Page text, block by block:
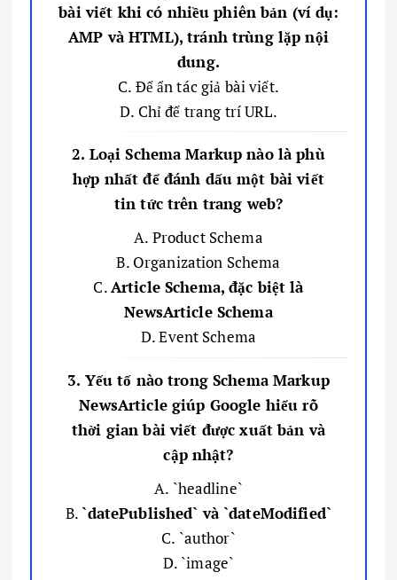
bài viết khi có nhiều phiên bản (ví dụ:
AMP và HTML), tránh trùng lặp nội
dung.
C. Để ẩn tác giả bài viết.
D. Chỉ để trang trí URL.
2. Loại Schema Markup nào là phù
hợp nhất để đánh dấu một bài viết
tin tức trên trang web?
A. Product Schema
B. Organization Schema
C.Article Schema, đặc biệt là
NewsArticle Schema
D. Event Schema
3. Yếu tố nào trong Schema Markup
NewsArticle giúp Google hiểu rõ
thời gian bài viết được xuất bản và
cập nhật?
A. `headline`
B. `datePublished` và `dateModified`
C. `author`
D. `image`